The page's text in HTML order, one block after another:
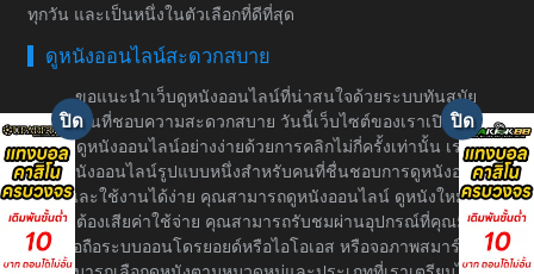
ทุกวัน และเป็นหนึ่งในตัวเลือกที่ดีที่สุด
ดูหนังออนไลน์สะดวกสบาย
ขอแนะนำเว็บดูหนังออนไลน์ที่น่าสนใจด้วยระบบทันสมัย
สำหรับคนที่ชอบความสะดวกสบาย วันนี้เว็บไซต์ของเราเปิดให้
บริการดูหนังออนไลน์อย่างง่ายด้วยการคลิกไม่กี่ครั้งเท่านั้น เราเป็น
เว็บดูหนังออนไลน์รูปแบบหนึ่งสำหรับคนที่ชื่นชอบการดูหนังอย่างมี
ระบบและใช้งานได้ง่าย คุณสามารถดูหนังออนไลน์ ดูหนังใหม่ได้
โดยไม่ต้องเสียค่าใช้จ่าย คุณสามารถรับชมผ่านอุปกรณ์ที่คุณมีอยู่
เช่น มือถือระบบออนโดรยอยด์หรือไอโอเอส หรือจอภาพสมาร์ททีวี